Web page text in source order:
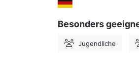
Besonders
Jugendliche